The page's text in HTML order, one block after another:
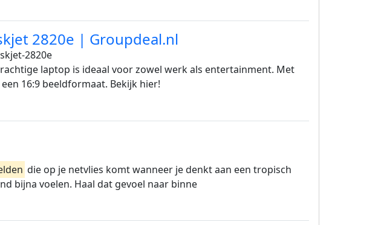
2820e | Groupdeal.nl
2820e
laptop is ideaal voor zowel werk als entertainment. Met
16:9 beeldformaat. Bekijk hier!
die op je netvlies komt wanneer je denkt aan een tropisch
bijna voelen. Haal dat gevoel naar binne